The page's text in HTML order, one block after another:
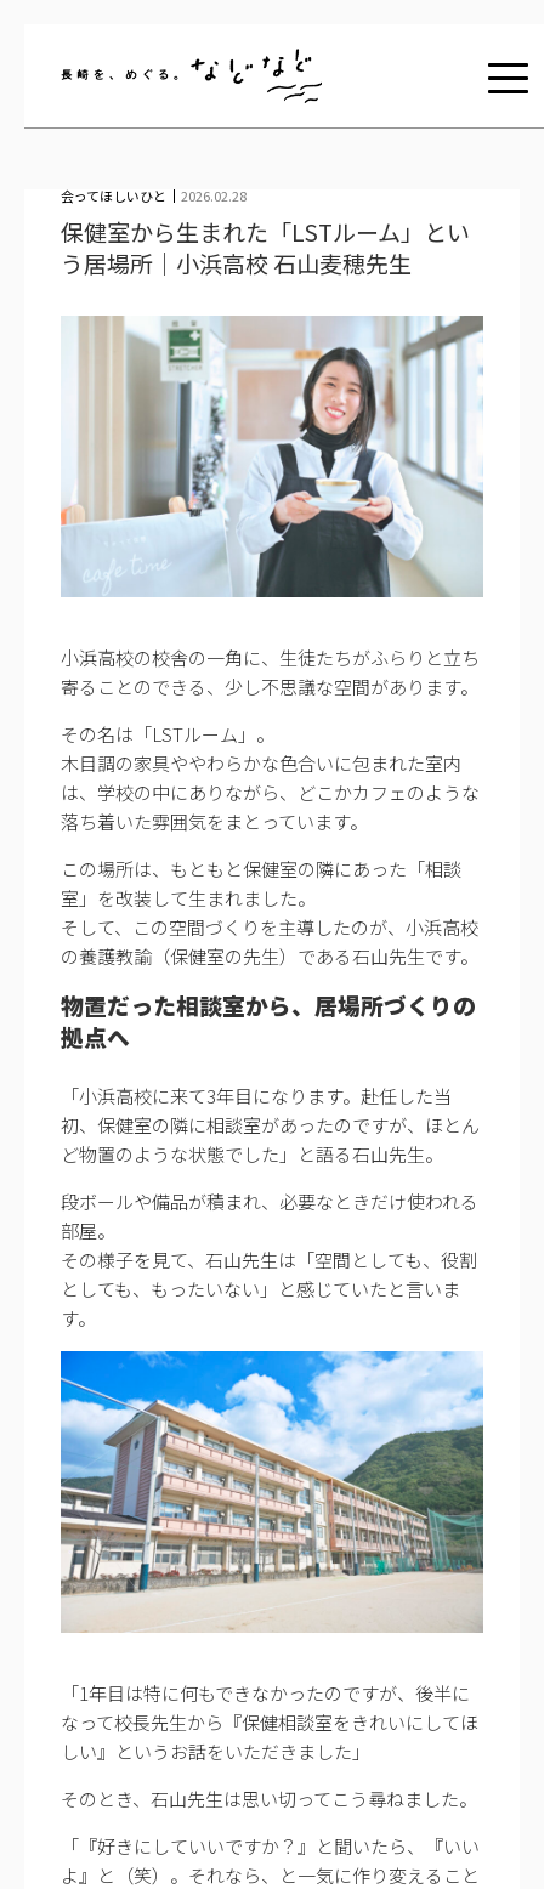
長崎を、めぐる。
会ってほしいひと 2026.02.28
保健室から生まれた「LSTルーム」とい
う居場所｜小浜高校 石山麦穂先生
小浜高校の校舎の一角に、生徒たちがふらりと立ち
寄ることのできる、少し不思議な空間があります。
その名は「LSTルーム」。
木目調の家具ややわらかな色合いに包まれた室内
は、学校の中にありながら、どこかカフェのような
落ち着いた雰囲気をまとっています。
この場所は、もともと保健室の隣にあった「相談
室」を改装して生まれました。
そして、この空間づくりを主導したのが、小浜高校
の養護教諭（保健室の先生）である石山先生です。
物置だった相談室から、居場所づくりの
拠点へ
「小浜高校に来て3年目になります。赴任した当
初、保健室の隣に相談室があったのですが、ほとん
ど物置のような状態でした」と語る石山先生。
段ボールや備品が積まれ、必要なときだけ使われる
部屋。
その様子を見て、石山先生は「空間としても、役割
としても、もったいない」と感じていたと言いま
す。
「1年目は特に何もできなかったのですが、後半に
なって校長先生から『保健相談室をきれいにしてほ
しい』というお話をいただきました」
そのとき、石山先生は思い切ってこう尋ねました。
「『好きにしていいですか？』と聞いたら、『いい
よ』と（笑）。それなら、と一気に作り変えること